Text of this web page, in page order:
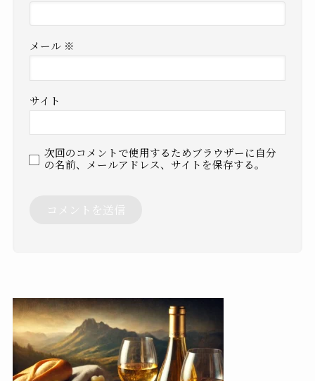
メール ※
サイト
次回のコメントで使用するためブラウザーに自分
の名前、メールアドレス、サイトを保存する。